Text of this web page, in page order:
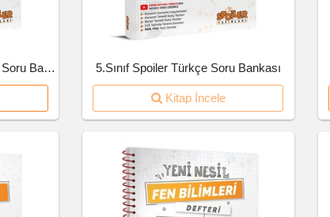
5.Sınıf Spoiler Sosyal Bilgiler Soru Bankası 5.Sınıf Spoiler Türkçe Soru Bankası
Kitap İncele